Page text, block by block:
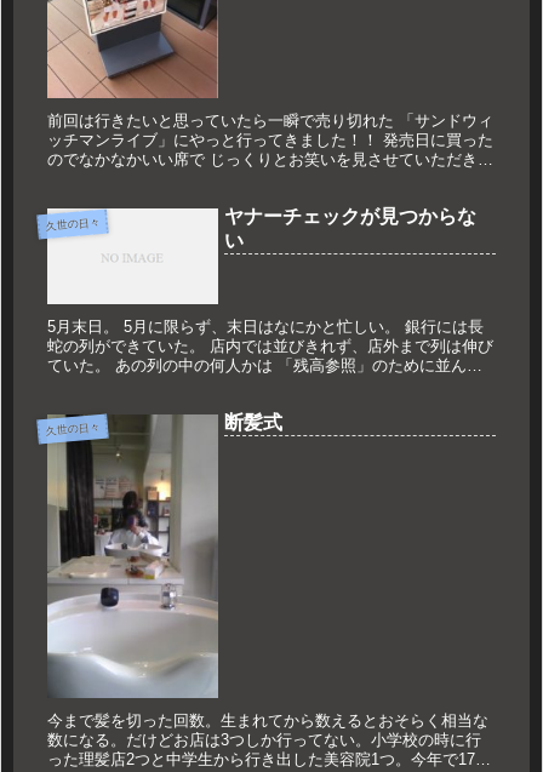
前回は行きたいと思っていたら一瞬で売り切れた 「サンドウィ
ッチマンライブ」にやっと行ってきました！！ 発売日に買った
のでなかなかいい席で じっくりとお笑いを見させていただきま
久世の日々
ヤナーチェックが見つからな
い
5月末日。 5月に限らず、末日はなにかと忙しい。 銀行には長
蛇の列ができていた。 店内では並びきれず、店外まで列は伸び
ていた。 あの列の中の何人かは 「残高参照」のために並んで
久世の日々 断髪式
今まで髪を切った回数。生まれてから数えるとおそらく相当な
数になる。だけどお店は3つしか行ってない。小学校の時に行
った理髪店2つと中学生から行き出した美容院1つ。今年で17年